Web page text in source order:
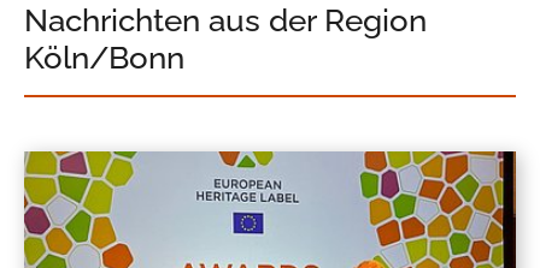
Nachrichten aus der Region
Köln/Bonn